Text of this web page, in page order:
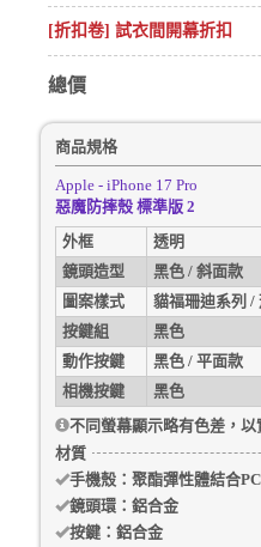
[折扣卷] 試衣間開幕折扣
總價
商品規格
Apple - iPhone 17 Pro
惡魔防摔殼 標準版 2
外框
透明
鏡頭造型
黑色 / 斜面款
圖案樣式
貓福珊迪系列 /
按鍵組
黑色
動作按鍵
黑色 / 平面款
相機按鍵
黑色
不同螢幕顯示略有色差，
材質
手機殼：聚酯彈性體結合
鏡頭環： 鋁合金
按鍵： 鋁合金